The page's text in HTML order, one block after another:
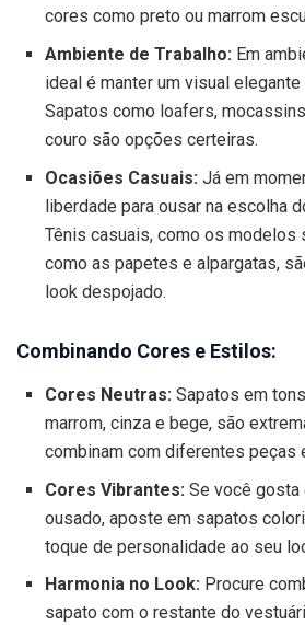
cores como preto ou marrom
Ambiente de Trabalho:Em
ideal é manter um visual
Sapatos como loafers,
couro são opções certeiras.
Ocasiões Casuais:Já em
liberdade para ousar na escolha
Tênis casuais, como os modelos
como as papetes e alpargatas,
look despojado.
Combinando Cores e Estilos:
Cores Neutras: Sapatos em
marrom, cinza e bege, são
combinam com diferentes peças
Cores Vibrantes: Se você gosta
ousado, aposte em sapatos
toque de personalidade ao seu
Harmonia no Look:Procure
sapato com o restante do